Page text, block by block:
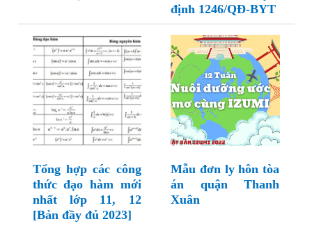
định 1246/QĐ-BYT
Tổng hợp các công
thức đạo hàm mới
nhất lớp 11, 12
[Bản đầy đủ 2023]
Mẫu đơn ly hôn tòa
án quận Thanh
Xuân